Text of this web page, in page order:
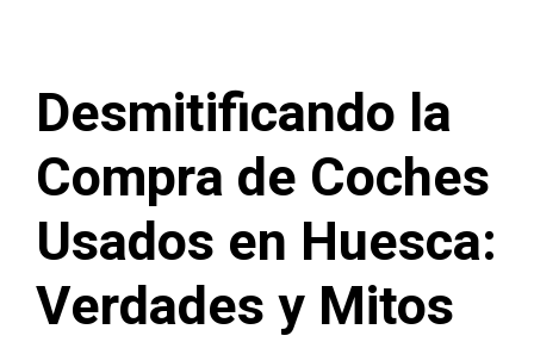
Desmitificando la
Compra de Coches
Usados en Huesca:
Verdades y Mitos